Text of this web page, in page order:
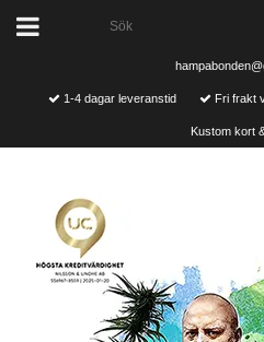
1-4 dagar leveranstid Fri frakt
Kustom kort